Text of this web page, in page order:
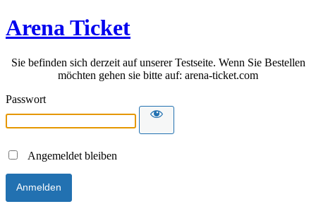
Arena Ticket
Sie befinden sich derzeit auf unserer Testseite. Wenn Sie Bestellen
möchten gehen sie bitte auf: arena-ticket.com
Passwort
Angemeldet bleiben